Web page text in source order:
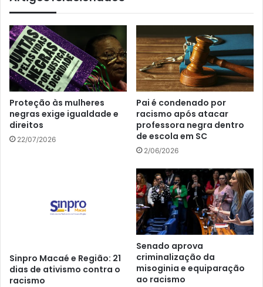
Proteção às mulheres
negras exige igualdade e
direitos
22/07/2026
Pai é condenado por
racismo após atacar
professora negra dentro
de escola em SC
2/06/2026
Sinpro Macaé e Região: 21
dias de ativismo contra o
racismo
Senado aprova
criminalização da
misoginia e equiparação
ao racismo